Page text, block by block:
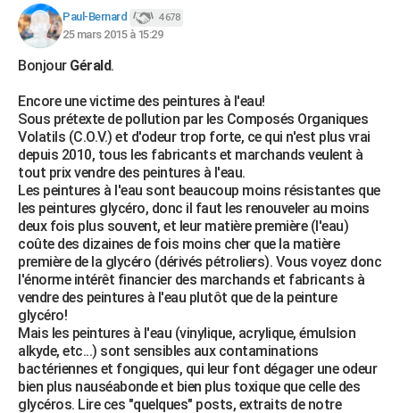
FORUM
Bricolage
Lifestyle
Culture
Sport
Auto
Television
Voyage
Cinema
Paul-Bernard 4 678
25 mars 2015 à 15:29
Bonjour Gérald.
Encore une victime des peintures à l'eau!
Sous prétexte de pollution par les Composés Organiques
Volatils (C.O.V.) et d'odeur trop forte, ce qui n'est plus vrai
depuis 2010, tous les fabricants et marchands veulent à
tout prix vendre des peintures à l'eau.
Les peintures à l'eau sont beaucoup moins résistantes que
les peintures glycéro, donc il faut les renouveler au moins
deux fois plus souvent, et leur matière première (l'eau)
coûte des dizaines de fois moins cher que la matière
première de la glycéro (dérivés pétroliers). Vous voyez donc
l'énorme intérêt financier des marchands et fabricants à
vendre des peintures à l'eau plutôt que de la peinture
glycéro!
Mais les peintures à l'eau (vinylique, acrylique, émulsion
alkyde, etc...) sont sensibles aux contaminations
bactériennes et fongiques, qui leur font dégager une odeur
bien plus nauséabonde et bien plus toxique que celle des
glycéros. Lire ces "quelques" posts, extraits de notre